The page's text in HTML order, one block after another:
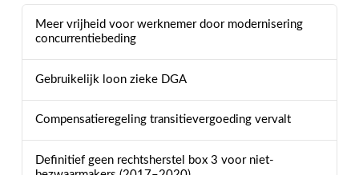
Meer vrijheid voor werknemer door modernisering
concurrentiebeding
Gebruikelijk loon zieke DGA
Compensatieregeling transitievergoeding vervalt
Definitief geen rechtsherstel box 3 voor niet-